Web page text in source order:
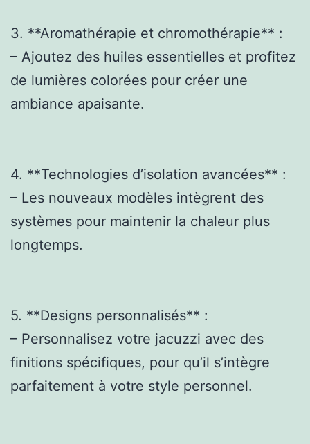
3. **Aromathérapie et chromothérapie** :
– Ajoutez des huiles essentielles et profitez
de lumières colorées pour créer une
ambiance apaisante.
4. **Technologies d’isolation avancées** :
– Les nouveaux modèles intègrent des
systèmes pour maintenir la chaleur plus
longtemps.
5. **Designs personnalisés** :
– Personnalisez votre jacuzzi avec des
finitions spécifiques, pour qu’il s’intègre
parfaitement à votre style personnel.